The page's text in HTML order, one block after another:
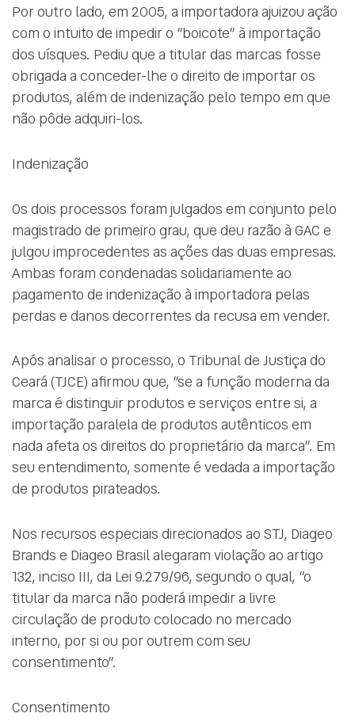
Por outro lado, em 2005, a importadora ajuizou ação
com o intuito de impedir o “boicote” à importação
dos uísques. Pediu que a titular das marcas fosse
obrigada a conceder-lhe o direito de importar os
produtos, além de indenização pelo tempo em que
não pôde adquiri-los.
Indenização
Os dois processos foram julgados em conjunto pelo
magistrado de primeiro grau, que deu razão à GAC e
julgou improcedentes as ações das duas empresas.
Ambas foram condenadas solidariamente ao
pagamento de indenização à importadora pelas
perdas e danos decorrentes da recusa em vender.
Após analisar o processo, o Tribunal de Justiça do
Ceará (TJCE) afirmou que, “se a função moderna da
marca é distinguir produtos e serviços entre si, a
importação paralela de produtos autênticos em
nada afeta os direitos do proprietário da marca”. Em
seu entendimento, somente é vedada a importação
de produtos pirateados.
Nos recursos especiais direcionados ao STJ, Diageo
Brands e Diageo Brasil alegaram violação ao artigo
132, inciso III, da Lei 9.279/96, segundo o qual, “o
titular da marca não poderá impedir a livre
circulação de produto colocado no mercado
interno, por si ou por outrem com seu
consentimento”.
Consentimento